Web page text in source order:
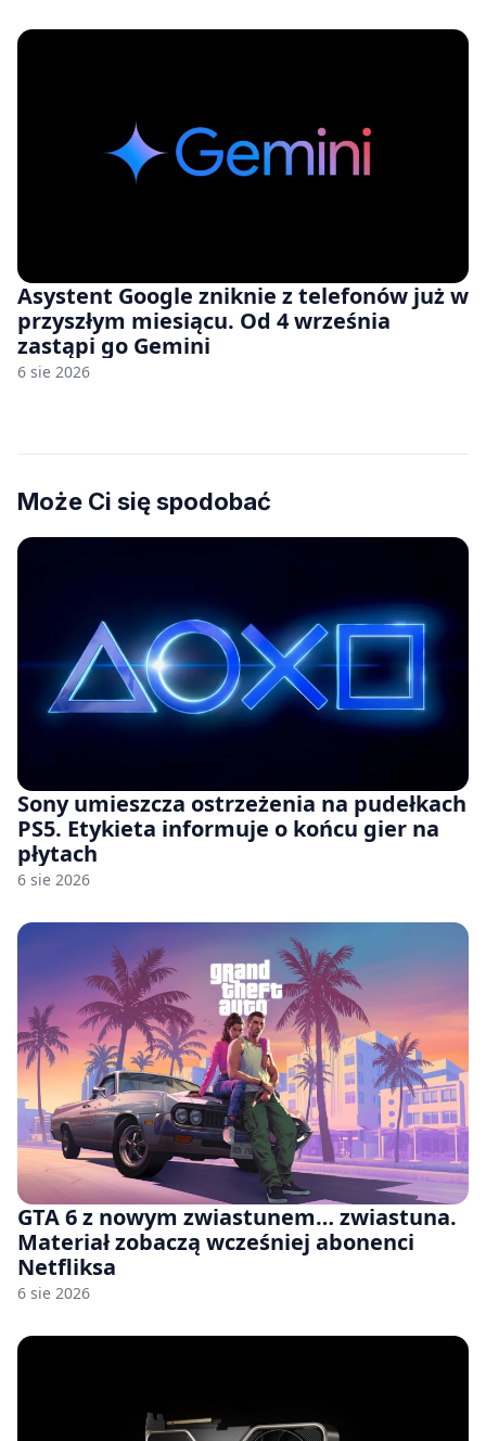
Asystent Google zniknie z telefonów już w
przyszłym miesiącu. Od 4 września
zastąpi go Gemini
6 sie 2026
Może Ci się spodobać
Sony umieszcza ostrzeżenia na pudełkach
PS5. Etykieta informuje o końcu gier na
płytach
6 sie 2026
GTA 6 z nowym zwiastunem… zwiastuna.
Materiał zobaczą wcześniej abonenci
Netfliksa
6 sie 2026